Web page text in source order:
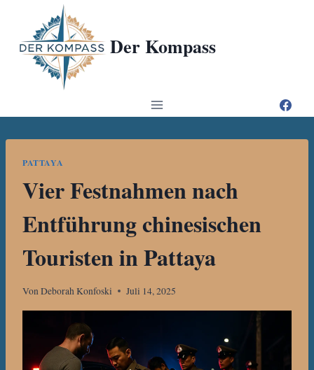
springen
Der Kompass
PATTAYA
Vier Festnahmen nach
Entführung chinesischen
Touristen in Pattaya
Von Deborah Konfoski Juli 14, 2025